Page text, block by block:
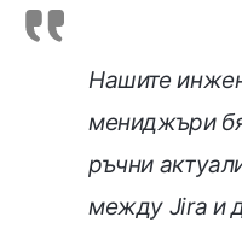
Нашите
мениджъри
ръчни
между Jira и